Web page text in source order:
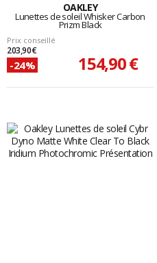
OAKLEY
Lunettes de soleil Whisker Carbon
Prizm Black
Prix conseillé
203,90 €
-24% 154,90 €